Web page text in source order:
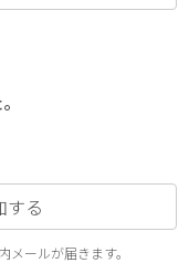
する
ールが届きます。